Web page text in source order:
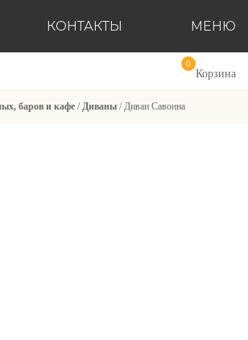
КОНТАКТЫ МЕНЮ
0
Корзина
баров и кафе /Диваны / Диван Савонна